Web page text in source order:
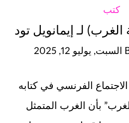
كتب
لـ إيمانويل تود
السبت, يوليو 12, 2025
الاجتماع الفرنسي في كتابه
بأن الغرب المتمثل